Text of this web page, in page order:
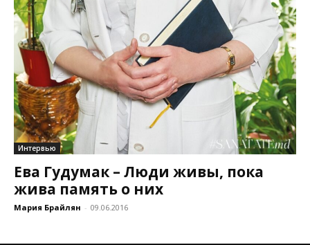
Интервью
Ева Гудумак – Люди живы, пока
жива память о них
Мария Брайлян - 09.06.2016